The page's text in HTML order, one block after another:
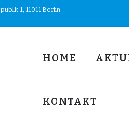
1, 11011 Berlin
HOME
KONTAKT